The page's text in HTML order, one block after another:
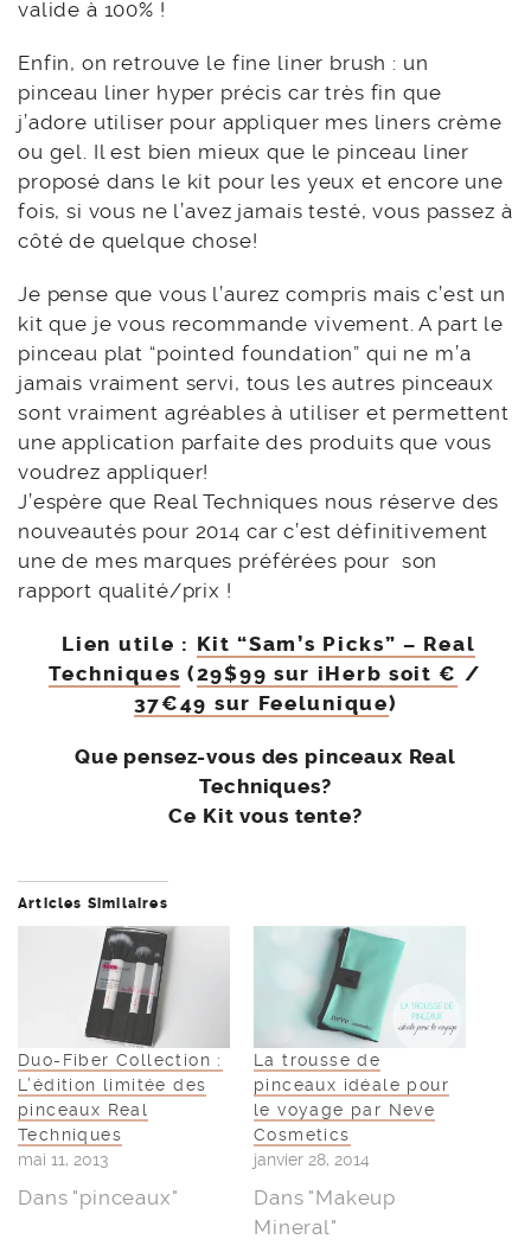
valide à 100% !
Enfin, on retrouve le fine liner brush : un
pinceau liner hyper précis car très fin que
j’adore utiliser pour appliquer mes liners crème
ou gel. Il est bien mieux que le pinceau liner
proposé dans le kit pour les yeux et encore une
fois, si vous ne l’avez jamais testé, vous passez à
côté de quelque chose!
Je pense que vous l’aurez compris mais c’est un
kit que je vous recommande vivement. A part le
pinceau plat “pointed foundation” qui ne m’a
jamais vraiment servi, tous les autres pinceaux
sont vraiment agréables à utiliser et permettent
une application parfaite des produits que vous
voudrez appliquer!
J’espère que Real Techniques nous réserve des
nouveautés pour 2014 car c’est définitivement
une de mes marques préférées pour son
rapport qualité/prix !
Lien utile : Kit “Sam’s Picks” – Real
Techniques (29$99 sur iHerb soit € /
37€49 sur Feelunique)
Que pensez-vous des pinceaux Real
Techniques?
Ce Kit vous tente?
Articles Similaires
Duo-Fiber Collection :
L’édition limitée des
pinceaux Real
Techniques
mai 11, 2013
Dans "pinceaux"
La trousse de
pinceaux idéale pour
le voyage par Neve
Cosmetics
janvier 28, 2014
Dans "Makeup
Mineral"